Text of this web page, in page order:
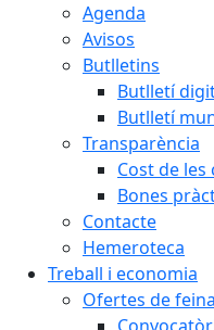
Agenda
Avisos
Butlletins
Butlletí
Butlletí
Transparència
Cost de
Bones
Contacte
Hemeroteca
Treball i economia
Ofertes de feina